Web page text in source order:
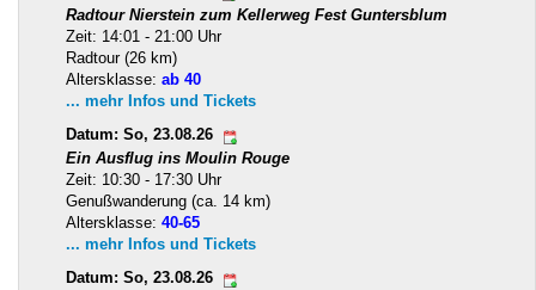
Radtour Nierstein zum Kellerweg Fest Guntersblum
Zeit: 14:01 - 21:00 Uhr
Radtour (26 km)
Altersklasse: ab 40
... mehr Infos und Tickets
Datum: So, 23.08.26
Ein Ausflug ins Moulin Rouge
Zeit: 10:30 - 17:30 Uhr
Genußwanderung (ca. 14 km)
Altersklasse: 40-65
... mehr Infos und Tickets
Datum: So, 23.08.26